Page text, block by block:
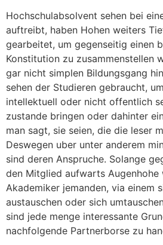
Hochschulabsolvent sehen bei
auftreibt, haben Hohen weiters
gearbeitet, um gegenseitig einen
Konstitution zu zusammenstellen
gar nicht simplen Bildungsgang
sehen der Studieren gebraucht,
intellektuell oder nicht offentlich
zustande bringen oder dahinter
man sagt, sie seien, die die leser
Deswegen uber unter anderem
sind deren Anspruche. Solange
den Mitglied aufwarts Augenhohe
Akademiker jemanden, via einem
austauschen oder sich
sind jede menge interessante
nachfolgende Partnerborse zu